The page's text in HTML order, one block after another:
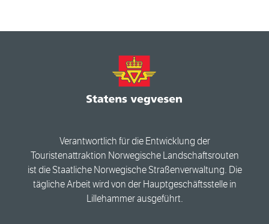
Verantwortlich für die Entwicklung der
Touristenattraktion Norwegische Landschaftsrouten
ist die Staatliche Norwegische Straßenverwaltung. Die
tägliche Arbeit wird von der Hauptgeschäftsstelle in
Lillehammer ausgeführt.